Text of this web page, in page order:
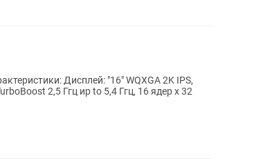
2,5 Ггц ир to 5,4 Ггц, 16 ядер х 32